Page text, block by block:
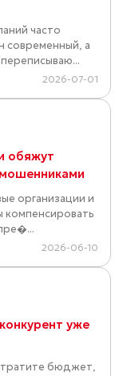
часто
современный, а
2026-07-01
обяжут
организации и
компенсировать
2026-06-10
уже
тратите бюджет,